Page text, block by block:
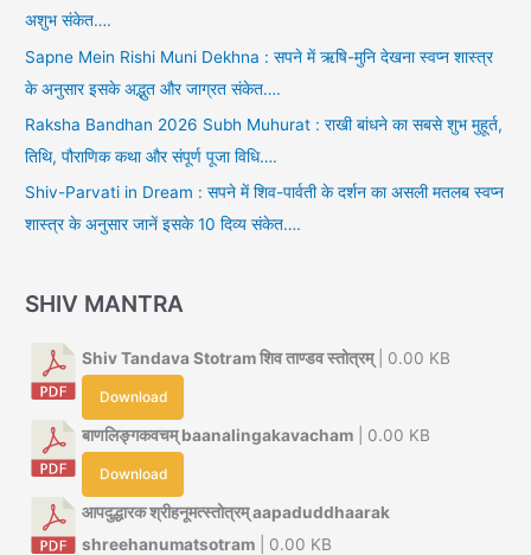
अशुभ संकेत….
Sapne Mein Rishi Muni Dekhna : सपने में ऋषि-मुनि देखना स्वप्न शास्त्र
के अनुसार इसके अद्भुत और जाग्रत संकेत….
Raksha Bandhan 2026 Subh Muhurat : राखी बांधने का सबसे शुभ मुहूर्त,
तिथि, पौराणिक कथा और संपूर्ण पूजा विधि….
Shiv-Parvati in Dream : सपने में शिव-पार्वती के दर्शन का असली मतलब स्वप्न
शास्त्र के अनुसार जानें इसके 10 दिव्य संकेत….
SHIV MANTRA
Shiv Tandava Stotram शिव ताण्डव स्तोत्रम्| 0.00 KB
Download
बाणलिङ्गकवचम् baanalingakavacham | 0.00 KB
Download
आपदुद्धारक श्रीहनूमत्स्तोत्रम् aapaduddhaarak
shreehanumatsotram | 0.00 KB